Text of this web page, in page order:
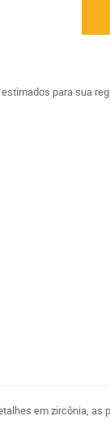
para sua
em zircônia,